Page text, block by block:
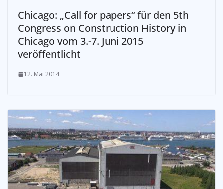
Chicago: „Call for papers“ für den 5th
Congress on Construction History in
Chicago vom 3.-7. Juni 2015
veröffentlicht
12. Mai 2014